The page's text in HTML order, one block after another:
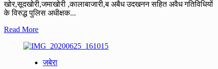
ठाकुर
गौरक्षा
बनाये
खोर,सूदखोरी,जमाखोरी ,कालाबाजारी,ब अबैध उदखनन सहित अवैध गतिविधियों
के विरुद्ध पुलिस अधीक्षक...
Read MoreRead
about
पुलिस
जबेरा